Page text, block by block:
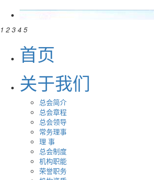
1 2 3 4 5
首页
关于我们
总会简介
总会章程
总会领导
常务理事
理 事
总会制度
机构职能
荣誉职务